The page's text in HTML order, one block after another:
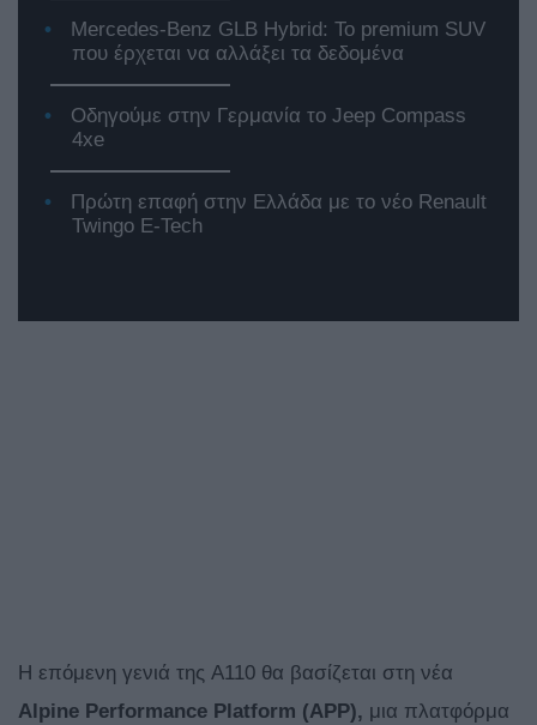
Mercedes-Benz GLB Hybrid: Το premium SUV
που έρχεται να αλλάξει τα δεδομένα
Οδηγούμε στην Γερμανία το Jeep Compass
4xe
Πρώτη επαφή στην Ελλάδα με το νέο Renault
Twingo E-Tech
Η επόμενη γενιά της A110 θα βασίζεται στη νέα
Alpine Performance Platform (APP), μια πλατφόρμα